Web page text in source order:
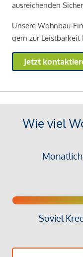
ausreichenden
Unsere Wohnbau-
gern zur Leistbarkeit
Jetzt
Wie viel
Soviel